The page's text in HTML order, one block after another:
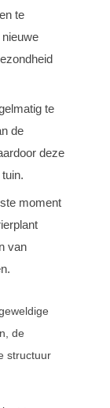
te
te
de
deze
moment
van
de
structuur